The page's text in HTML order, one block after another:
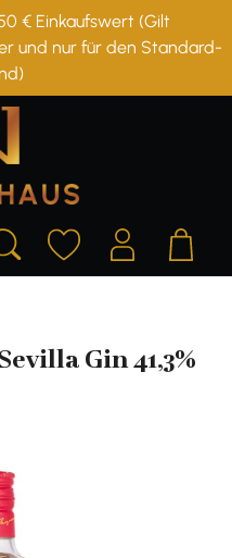
€ Einkaufswert (Gilt
und nur für den Standard-
Gin 41,3%